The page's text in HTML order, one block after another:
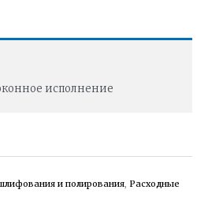
исполнение
и полирования, Расходные